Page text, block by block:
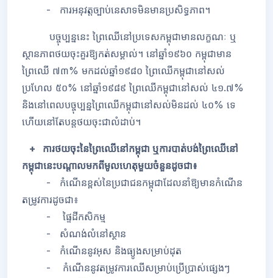
- ការអនុវត្តច្បាប់នេសាទមិនមានប្រសិទ្ធភាព។
បច្ចុប្បន្ននេះ ព្រៃឈើនៅប្រទេសកម្ពុជាមានលក្ខណៈ ឬ
ស្ថានភាពថយចុះគួរឱ្យកត់សម្គាល់។ នៅឆ្នាំ១៩៦០ កម្ពុជាមាន
ព្រៃឈើ ៧៣% មកដល់ឆ្នាំ១៩៨០ ព្រៃឈើកម្ពុជានៅសល់
ប្រហែល ៥០% នៅឆ្នាំ១៩៨៩ ព្រៃឈើកម្ពុជានៅសល់ ៤១.៧%
និងនៅពេលបច្ចុប្បន្នព្រៃឈើកម្ពុជានៅសល់មិនដល់ ៤០% ទេ
ហើយនៅតែបន្តថយចុះជាលំដាប់។
+ ការថយចុះនៃព្រៃឈើនៅកម្ពុជា ឬការបាត់បង់ព្រៃឈើនៅ
កម្ពុជានេះបណ្តាលមកពីមូលហេតុមួយចំនួនដូចជា៖
- កំណើនខ្ពស់នៃប្រជាជនកម្ពុជាដែលនាំឱ្យមានកំណើន
តម្រូវការដូចជា៖
- ផ្ទៃដីកសិកម្ម
- សំណង់លំនៅស្ថាន
- កំណើននូវអុស និងធ្យូងសម្រាប់ដុត
- កំណើននូវតម្រូវការឈើសម្រាប់ប្រើប្រាស់ផ្សេងៗ